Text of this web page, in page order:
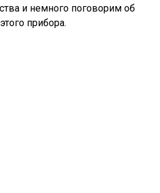
и немного поговорим об
прибора.